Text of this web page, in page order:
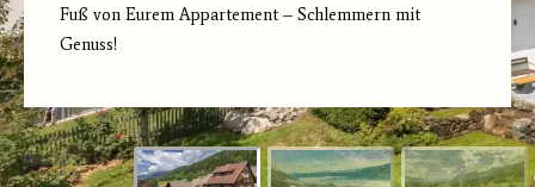
Fuß von Eurem Appartement – Schlemmern mit
Genuss!